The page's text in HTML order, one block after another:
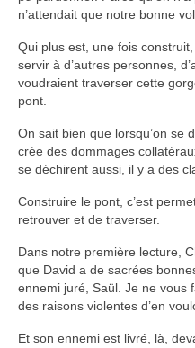
n’attendait que notre bonne
Qui plus est, une fois
servir à d’autres personnes,
voudraient traverser cette
pont.
On sait bien que lorsqu’on se
crée des dommages
se déchirent aussi, il y a des
Construire le pont, c’est
retrouver et de traverser.
Dans notre première lecture,
que David a de sacrées
ennemi juré, Saül. Je ne vous
des raisons violentes d’en
Et son ennemi est livré, là,